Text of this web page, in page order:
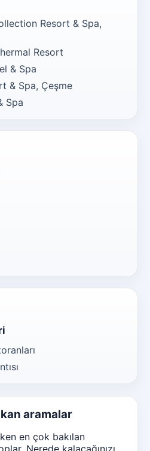
Resort & Spa,
Resort
& Spa
& Spa, Çeşme
Spa
aramalar
en çok bakılan